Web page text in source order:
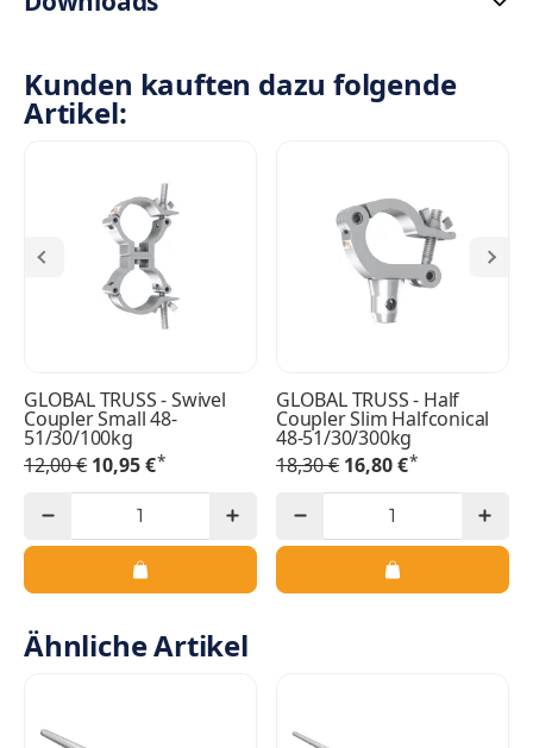
Kunden kauften dazu folgende
Artikel:
GLOBAL TRUSS - Swivel
Coupler Small 48-
51/30/100kg
12,00 € 10,95 €*
GLOBAL TRUSS - Half
Coupler Slim Halfconical
48-51/30/300kg
18,30 € 16,80 €*
Ähnliche Artikel